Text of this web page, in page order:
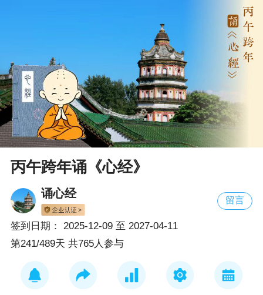
丙午跨年诵《心经》
诵心经
留言
签到日期： 2025-12-09至 2027-04-11
第241/489天 共765人参与